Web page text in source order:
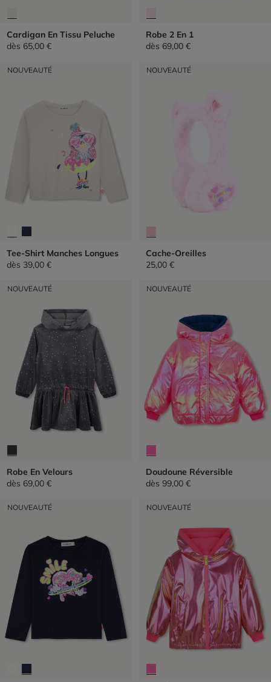
Cardigan En Tissu Peluche
dès 65,00 €
Robe 2 En 1
dès 69,00 €
NOUVEAUTÉ
Tee-Shirt Manches Longues
dès 39,00 €
NOUVEAUTÉ
Cache-Oreilles
25,00 €
NOUVEAUTÉ
Robe En Velours
dès 69,00 €
NOUVEAUTÉ
Doudoune Réversible
dès 99,00 €
NOUVEAUTÉ NOUVEAUTÉ